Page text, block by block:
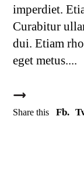
imperdiet.
Curabitur
dui. Etiam
eget metus.
Share this Fb.